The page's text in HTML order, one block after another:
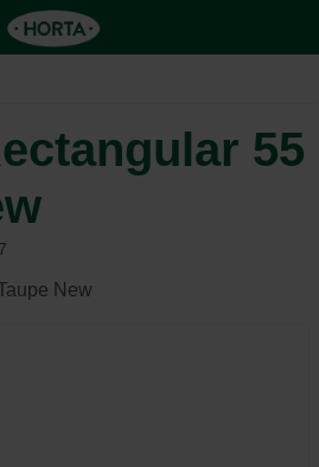
55
New